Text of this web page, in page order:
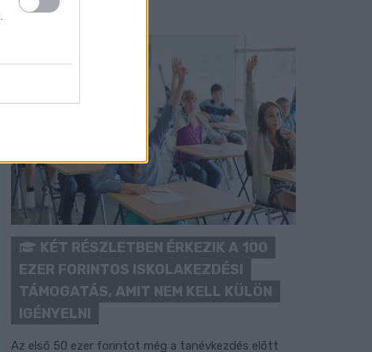
KÉT RÉSZLETBEN ÉRKEZIK A 100
EZER FORINTOS ISKOLAKEZDÉSI
TÁMOGATÁS, AMIT NEM KELL KÜLÖN
IGÉNYELNI
Az első 50 ezer forintot még a tanévkezdés előtt